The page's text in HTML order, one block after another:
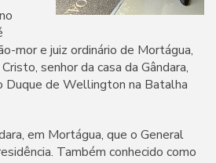
mor e juiz ordinário de Mortágua,
senhor da casa da Gândara,
Duque de Wellington na Batalha
em Mortágua, que o General
Também conhecido como